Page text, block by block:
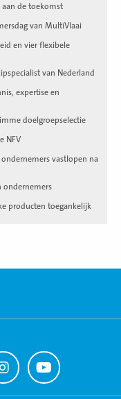
aan de toekomst
van MultiVlaai
en vier flexibele
van Nederland
expertise en
doelgroepselectie
NFV
vastlopen na
ondernemers
producten toegankelijk
Ga
naar
Youtube